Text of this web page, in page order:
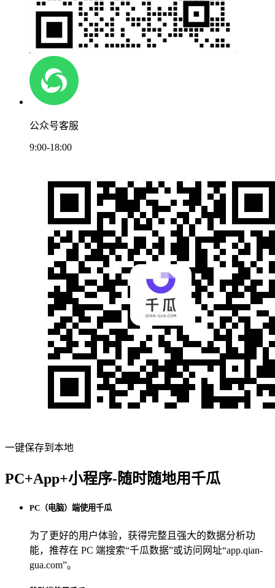
公众号客服
9:00-18:00
一键保存到本地
PC+App+小程序-随时随地用千瓜
PC（电脑）端使用千瓜
为了更好的用户体验，获得完整且强大的数据分析功
能，推荐在 PC 端搜索“千瓜数据”或访问网址“app.qian-
gua.com”。